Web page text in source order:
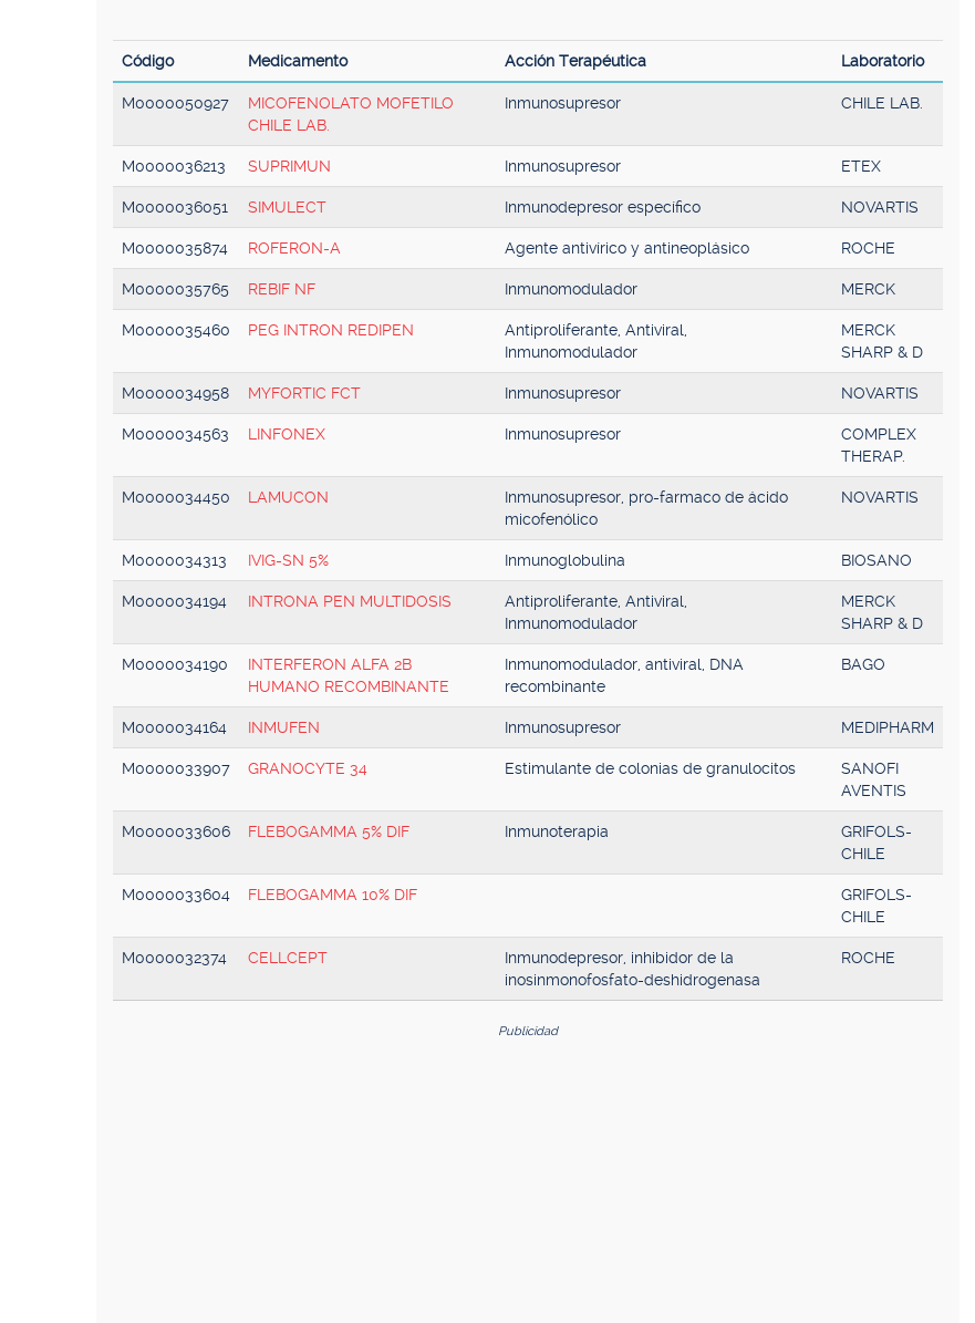
Código Medicamento Acción Terapéutica Laboratorio
M0000050927
MICOFENOLATO MOFETILO
CHILE LAB.
Inmunosupresor CHILE LAB.
M0000036213 SUPRIMUN Inmunosupresor ETEX
M0000036051 SIMULECT Inmunodepresor específico NOVARTIS
M0000035874 ROFERON-A Agente antivírico y antineoplásico ROCHE
M0000035765 REBIF NF Inmunomodulador MERCK
M0000035460 PEG INTRON REDIPEN
Antiproliferante, Antiviral,
Inmunomodulador
MERCK
SHARP & D
M0000034958 MYFORTIC FCT Inmunosupresor NOVARTIS
M0000034563 LINFONEX Inmunosupresor
COMPLEX
THERAP.
M0000034450 LAMUCON
Inmunosupresor, pro-farmaco de ácido
micofenólico
NOVARTIS
M0000034313 IVIG-SN 5% Inmunoglobulina BIOSANO
M0000034194 INTRONA PEN MULTIDOSIS
Antiproliferante, Antiviral,
Inmunomodulador
MERCK
SHARP & D
M0000034190
INTERFERON ALFA 2B
HUMANO RECOMBINANTE
Inmunomodulador, antiviral, DNA
recombinante
BAGO
M0000034164 INMUFEN Inmunosupresor MEDIPHARM
M0000033907 GRANOCYTE 34 Estimulante de colonias de granulocitos
SANOFI
AVENTIS
M0000033606 FLEBOGAMMA 5% DIF Inmunoterapia
GRIFOLS-
CHILE
M0000033604 FLEBOGAMMA 10% DIF
GRIFOLS-
CHILE
M0000032374 CELLCEPT
Inmunodepresor, inhibidor de la
inosinmonofosfato-deshidrogenasa
ROCHE
Publicidad